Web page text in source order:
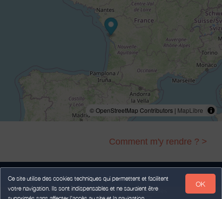
Ce site utilise des cookies techniques qui permettent et facilitent
votre navigation. Ils sont indispensables et ne sauraient être
OK
© OpenStreetMap Contributors | MapLibre
Comment m'y rendre ? >
Mentions légales
Données Personnelles
Conditions Générales de Vente